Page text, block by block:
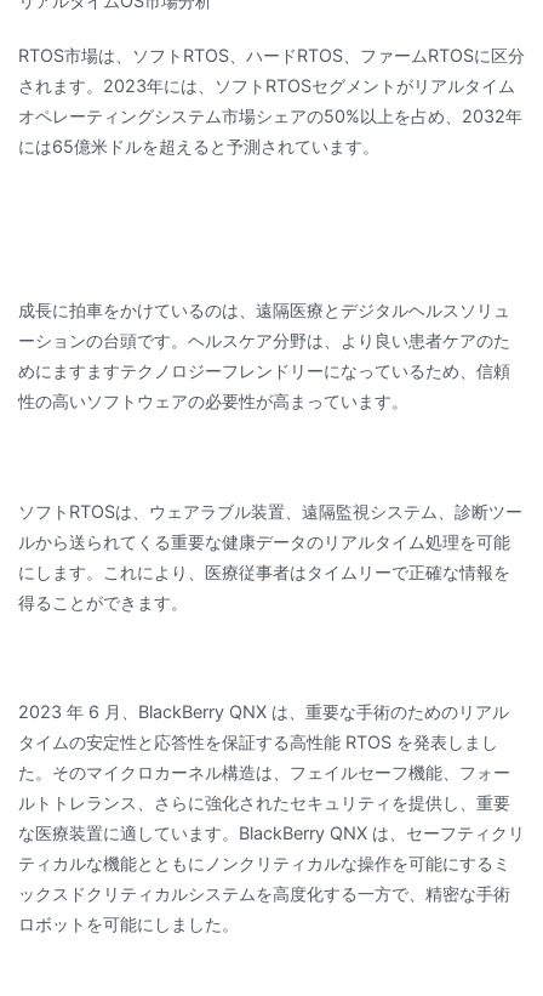
RTOS市場は、ソフトRTOS、ハードRTOS、ファームRTOSに区分
されます。2023年には、ソフトRTOSセグメントがリアルタイム
オペレーティングシステム市場シェアの50%以上を占め、2032年
には65億米ドルを超えると予測されています。
成長に拍車をかけているのは、遠隔医療とデジタルヘルスソリュ
ーションの台頭です。ヘルスケア分野は、より良い患者ケアのた
めにますますテクノロジーフレンドリーになっているため、信頼
性の高いソフトウェアの必要性が高まっています。
ソフトRTOSは、ウェアラブル装置、遠隔監視システム、診断ツー
ルから送られてくる重要な健康データのリアルタイム処理を可能
にします。これにより、医療従事者はタイムリーで正確な情報を
得ることができます。
2023 年 6 月、BlackBerry QNX は、重要な手術のためのリアル
タイムの安定性と応答性を保証する高性能 RTOS を発表しまし
た。そのマイクロカーネル構造は、フェイルセーフ機能、フォー
ルトトレランス、さらに強化されたセキュリティを提供し、重要
な医療装置に適しています。BlackBerry QNX は、セーフティクリ
ティカルな機能とともにノンクリティカルな操作を可能にするミ
ックスドクリティカルシステムを高度化する一方で、精密な手術
ロボットを可能にしました。